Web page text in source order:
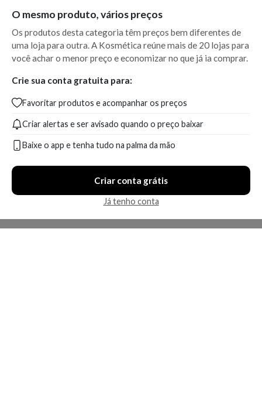
O mesmo produto, vários preços
Os produtos desta categoria têm preços bem diferentes de
uma loja para outra. A Kosmética reúne mais de 20 lojas para
você achar o menor preço e economizar no que já ia comprar.
Crie sua conta gratuita para:
Favoritar produtos e acompanhar os preços
Criar alertas e ser avisado quando o preço baixar
Baixe o app e tenha tudo na palma da mão
Criar conta grátis
Já tenho conta